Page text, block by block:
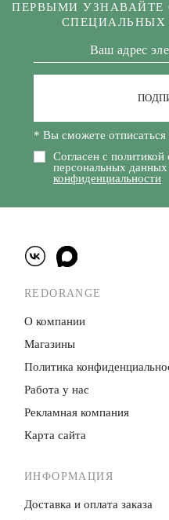
ПЕРВЫМИ
СПЕЦИАЛЬНЫХ
Согласен с политикой
персональных
конфиденциальности
* Вы сможете
REDORANGE
О компании
Магазины
Политика
Работа у нас
Рекламная компания
Карта сайта
ИНФОРМАЦИЯ
Доставка и оплата заказа